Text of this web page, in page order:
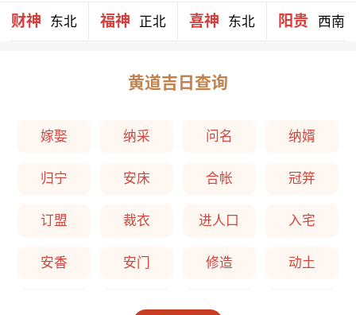
财神 东北 福神 正北 喜神 东北 阳贵 西南
黄道吉日查询
嫁娶 纳采 问名 纳婿
归宁 安床 合帐 冠笄
订盟 裁衣 进人口 入宅
安香 安门 修造 动土